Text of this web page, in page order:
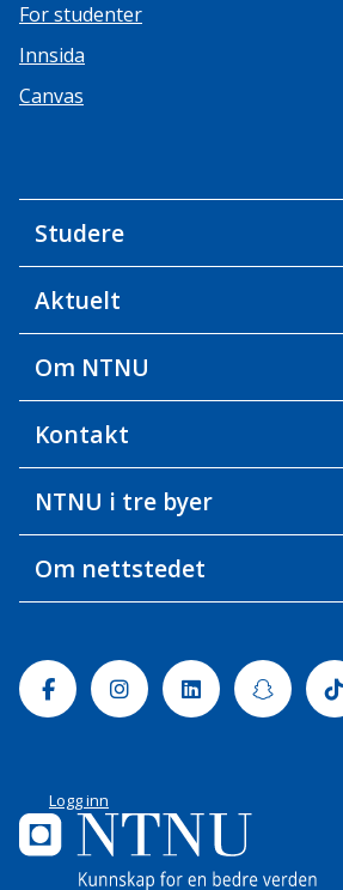
For studenter
Innsida
Canvas
Studere
Aktuelt
Om NTNU
Kontakt
NTNU i tre byer
Om nettstedet
FacebookInstagramLinkedin
Logg inn